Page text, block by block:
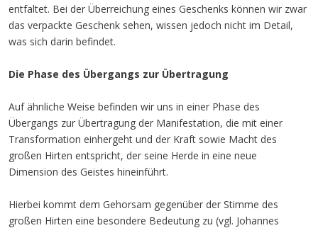
entfaltet. Bei der Überreichung eines Geschenks können wir zwar
das verpackte Geschenk sehen, wissen jedoch nicht im Detail,
was sich darin befindet.
Die Phase des Übergangs zur Übertragung
Auf ähnliche Weise befinden wir uns in einer Phase des
Übergangs zur Übertragung der Manifestation, die mit einer
Transformation einhergeht und der Kraft sowie Macht des
großen Hirten entspricht, der seine Herde in eine neue
Dimension des Geistes hineinführt.
Hierbei kommt dem Gehorsam gegenüber der Stimme des
großen Hirten eine besondere Bedeutung zu (vgl. Johannes